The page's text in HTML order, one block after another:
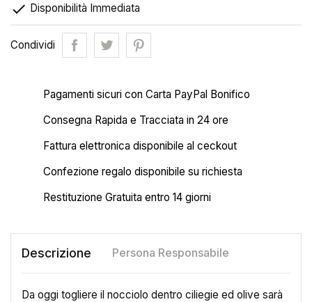
 Disponibilità Immediata
Condividi
Pagamenti sicuri con Carta PayPal Bonifico
Consegna Rapida e Tracciata in 24 ore
Fattura elettronica disponibile al ceckout
Confezione regalo disponibile su richiesta
Restituzione Gratuita entro 14 giorni
Descrizione Persona Responsabile
Da oggi togliere il nocciolo dentro ciliegie ed olive sarà